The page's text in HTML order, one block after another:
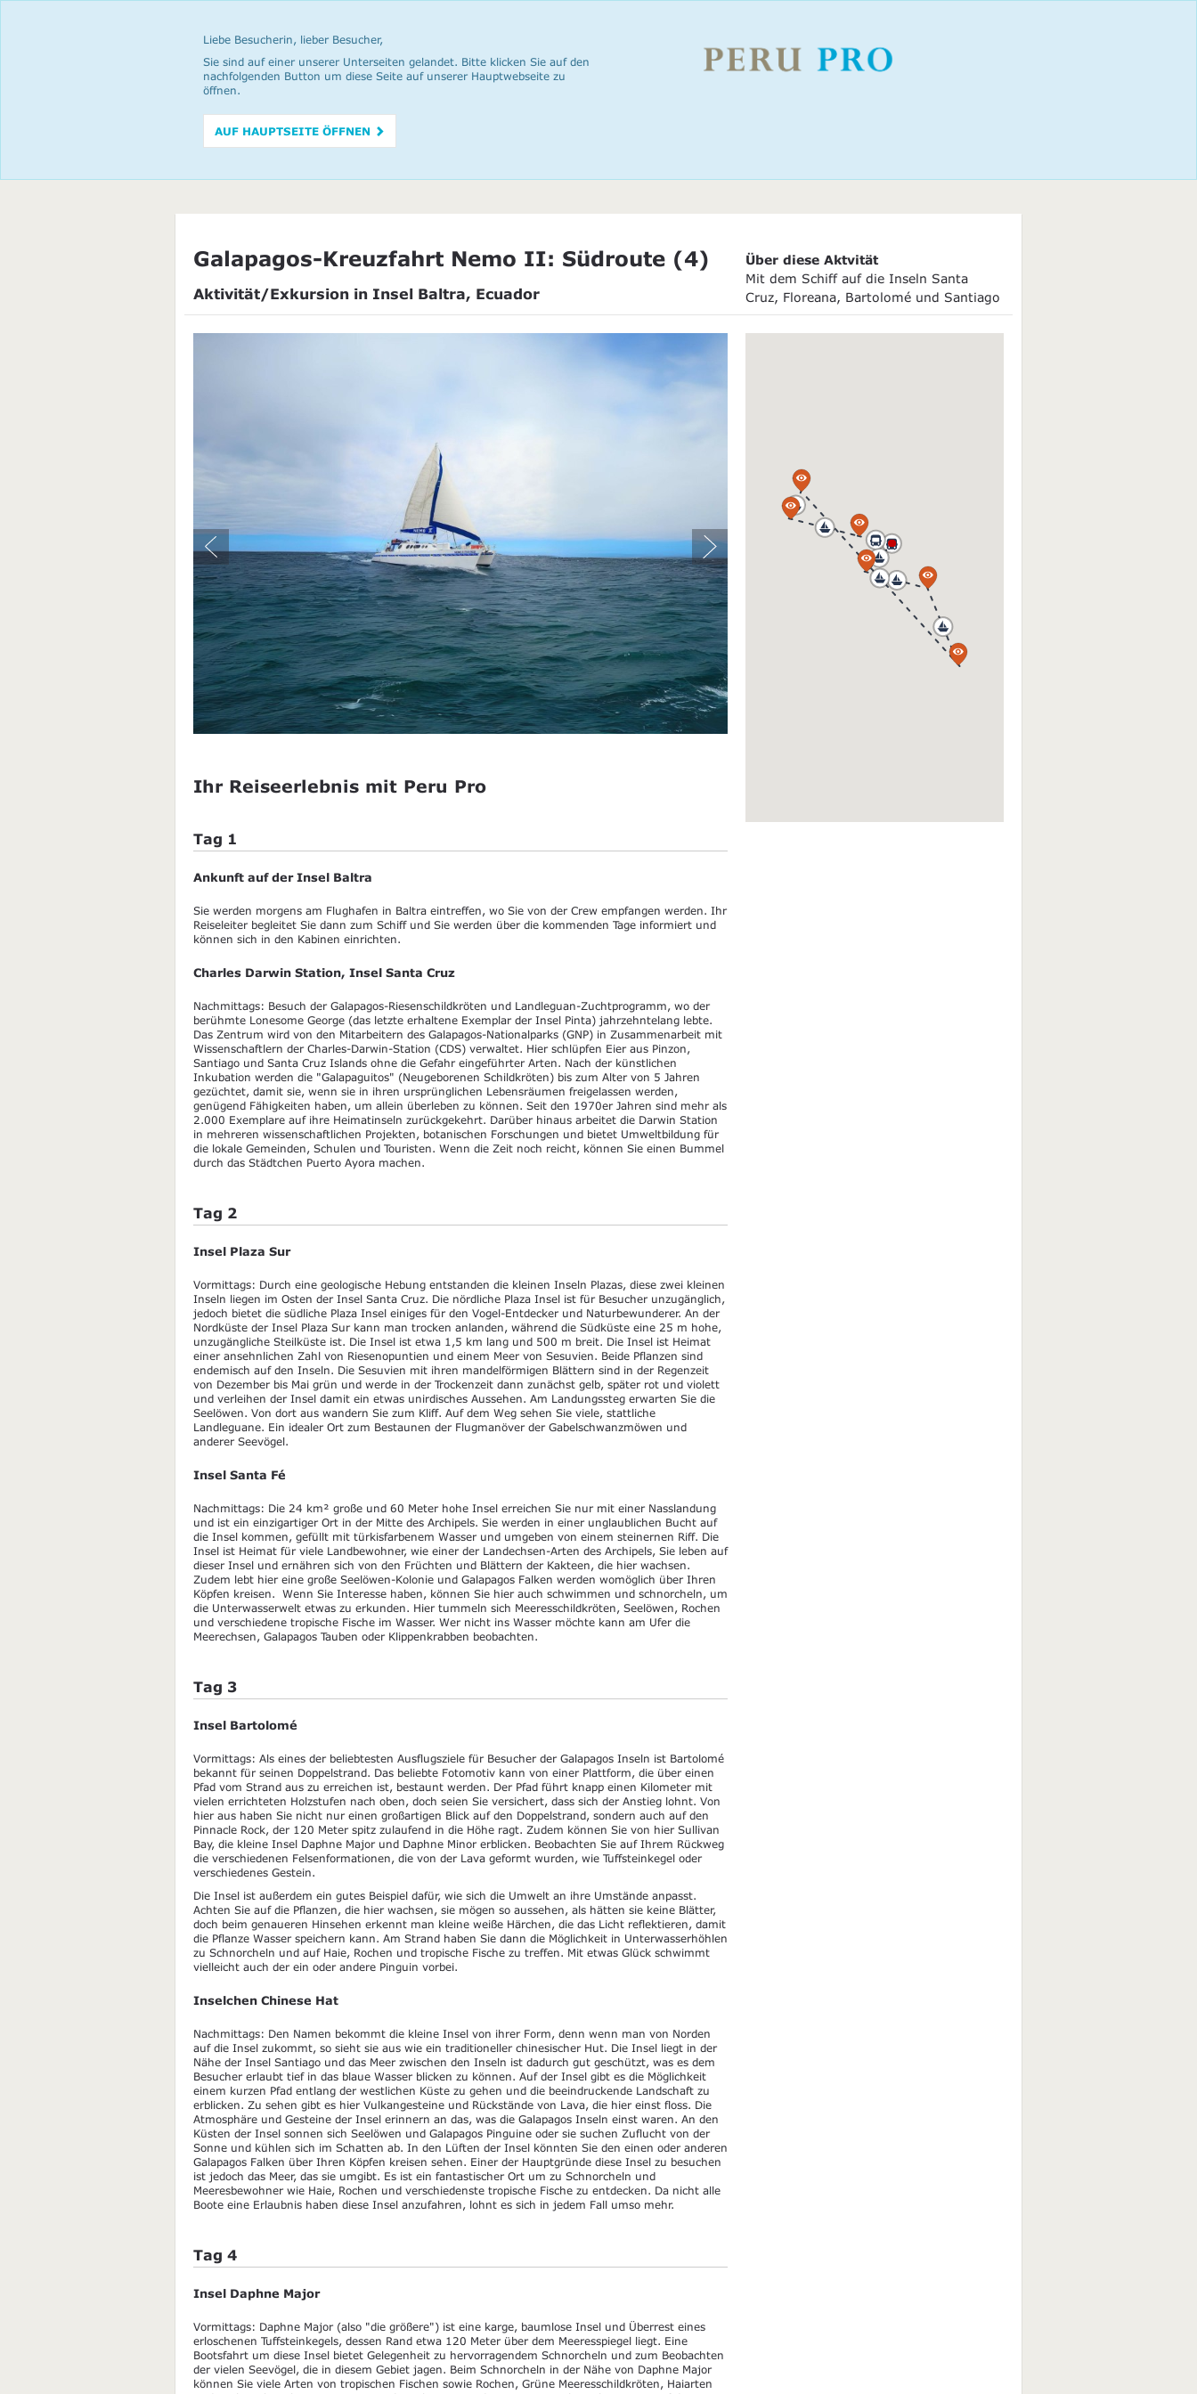
Liebe Besucherin, lieber Besucher,
Sie sind auf einer unserer Unterseiten gelandet. Bitte klicken Sie auf den
nachfolgenden Button um diese Seite auf unserer Hauptwebseite zu
öffnen.
AUF HAUPTSEITE ÖFFNEN
Galapagos-Kreuzfahrt Nemo II: Südroute (4)
Aktivität/Exkursion in Insel Baltra, Ecuador
Über diese Aktvität
Mit dem Schiff auf die Inseln Santa
Cruz, Floreana, Bartolomé und Santiago
Ihr Reiseerlebnis mit Peru Pro
Tag 1
Ankunft auf der Insel Baltra
Sie werden morgens am Flughafen in Baltra eintreffen, wo Sie von der Crew empfangen werden. Ihr
Reiseleiter begleitet Sie dann zum Schiff und Sie werden über die kommenden Tage informiert und
können sich in den Kabinen einrichten.
Charles Darwin Station, Insel Santa Cruz
Nachmittags: Besuch der Galapagos-Riesenschildkröten und Landleguan-Zuchtprogramm, wo der
berühmte Lonesome George (das letzte erhaltene Exemplar der Insel Pinta) jahrzehntelang lebte.
Das Zentrum wird von den Mitarbeitern des Galapagos-Nationalparks (GNP) in Zusammenarbeit mit
Wissenschaftlern der Charles-Darwin-Station (CDS) verwaltet. Hier schlüpfen Eier aus Pinzon,
Santiago und Santa Cruz Islands ohne die Gefahr eingeführter Arten. Nach der künstlichen
Inkubation werden die "Galapaguitos" (Neugeborenen Schildkröten) bis zum Alter von 5 Jahren
gezüchtet, damit sie, wenn sie in ihren ursprünglichen Lebensräumen freigelassen werden,
genügend Fähigkeiten haben, um allein überleben zu können. Seit den 1970er Jahren sind mehr als
2.000 Exemplare auf ihre Heimatinseln zurückgekehrt. Darüber hinaus arbeitet die Darwin Station
in mehreren wissenschaftlichen Projekten, botanischen Forschungen und bietet Umweltbildung für
die lokale Gemeinden, Schulen und Touristen. Wenn die Zeit noch reicht, können Sie einen Bummel
durch das Städtchen Puerto Ayora machen.
Tag 2
Insel Plaza Sur
Vormittags: Durch eine geologische Hebung entstanden die kleinen Inseln Plazas, diese zwei kleinen
Inseln liegen im Osten der Insel Santa Cruz. Die nördliche Plaza Insel ist für Besucher unzugänglich,
jedoch bietet die südliche Plaza Insel einiges für den Vogel-Entdecker und Naturbewunderer. An der
Nordküste der Insel Plaza Sur kann man trocken anlanden, während die Südküste eine 25 m hohe,
unzugängliche Steilküste ist. Die Insel ist etwa 1,5 km lang und 500 m breit. Die Insel ist Heimat
einer ansehnlichen Zahl von Riesenopuntien und einem Meer von Sesuvien. Beide Pflanzen sind
endemisch auf den Inseln. Die Sesuvien mit ihren mandelförmigen Blättern sind in der Regenzeit
von Dezember bis Mai grün und werde in der Trockenzeit dann zunächst gelb, später rot und violett
und verleihen der Insel damit ein etwas unirdisches Aussehen. Am Landungssteg erwarten Sie die
Seelöwen. Von dort aus wandern Sie zum Kliff. Auf dem Weg sehen Sie viele, stattliche
Landleguane. Ein idealer Ort zum Bestaunen der Flugmanöver der Gabelschwanzmöwen und
anderer Seevögel.
Insel Santa Fé
Nachmittags: Die 24 km² große und 60 Meter hohe Insel erreichen Sie nur mit einer Nasslandung
und ist ein einzigartiger Ort in der Mitte des Archipels. Sie werden in einer unglaublichen Bucht auf
die Insel kommen, gefüllt mit türkisfarbenem Wasser und umgeben von einem steinernen Riff. Die
Insel ist Heimat für viele Landbewohner, wie einer der Landechsen-Arten des Archipels, Sie leben auf
dieser Insel und ernähren sich von den Früchten und Blättern der Kakteen, die hier wachsen.
Zudem lebt hier eine große Seelöwen-Kolonie und Galapagos Falken werden womöglich über Ihren
Köpfen kreisen. Wenn Sie Interesse haben, können Sie hier auch schwimmen und schnorcheln, um
die Unterwasserwelt etwas zu erkunden. Hier tummeln sich Meeresschildkröten, Seelöwen, Rochen
und verschiedene tropische Fische im Wasser. Wer nicht ins Wasser möchte kann am Ufer die
Meerechsen, Galapagos Tauben oder Klippenkrabben beobachten.
Tag 3
Insel Bartolomé
Vormittags: Als eines der beliebtesten Ausflugsziele für Besucher der Galapagos Inseln ist Bartolomé
bekannt für seinen Doppelstrand. Das beliebte Fotomotiv kann von einer Plattform, die über einen
Pfad vom Strand aus zu erreichen ist, bestaunt werden. Der Pfad führt knapp einen Kilometer mit
vielen errichteten Holzstufen nach oben, doch seien Sie versichert, dass sich der Anstieg lohnt. Von
hier aus haben Sie nicht nur einen großartigen Blick auf den Doppelstrand, sondern auch auf den
Pinnacle Rock, der 120 Meter spitz zulaufend in die Höhe ragt. Zudem können Sie von hier Sullivan
Bay, die kleine Insel Daphne Major und Daphne Minor erblicken. Beobachten Sie auf Ihrem Rückweg
die verschiedenen Felsenformationen, die von der Lava geformt wurden, wie Tuffsteinkegel oder
verschiedenes Gestein.
Die Insel ist außerdem ein gutes Beispiel dafür, wie sich die Umwelt an ihre Umstände anpasst.
Achten Sie auf die Pflanzen, die hier wachsen, sie mögen so aussehen, als hätten sie keine Blätter,
doch beim genaueren Hinsehen erkennt man kleine weiße Härchen, die das Licht reflektieren, damit
die Pflanze Wasser speichern kann. Am Strand haben Sie dann die Möglichkeit in Unterwasserhöhlen
zu Schnorcheln und auf Haie, Rochen und tropische Fische zu treffen. Mit etwas Glück schwimmt
vielleicht auch der ein oder andere Pinguin vorbei.
Inselchen Chinese Hat
Nachmittags: Den Namen bekommt die kleine Insel von ihrer Form, denn wenn man von Norden
auf die Insel zukommt, so sieht sie aus wie ein traditioneller chinesischer Hut. Die Insel liegt in der
Nähe der Insel Santiago und das Meer zwischen den Inseln ist dadurch gut geschützt, was es dem
Besucher erlaubt tief in das blaue Wasser blicken zu können. Auf der Insel gibt es die Möglichkeit
einem kurzen Pfad entlang der westlichen Küste zu gehen und die beeindruckende Landschaft zu
erblicken. Zu sehen gibt es hier Vulkangesteine und Rückstände von Lava, die hier einst floss. Die
Atmosphäre und Gesteine der Insel erinnern an das, was die Galapagos Inseln einst waren. An den
Küsten der Insel sonnen sich Seelöwen und Galapagos Pinguine oder sie suchen Zuflucht von der
Sonne und kühlen sich im Schatten ab. In den Lüften der Insel könnten Sie den einen oder anderen
Galapagos Falken über Ihren Köpfen kreisen sehen. Einer der Hauptgründe diese Insel zu besuchen
ist jedoch das Meer, das sie umgibt. Es ist ein fantastischer Ort um zu Schnorcheln und
Meeresbewohner wie Haie, Rochen und verschiedenste tropische Fische zu entdecken. Da nicht alle
Boote eine Erlaubnis haben diese Insel anzufahren, lohnt es sich in jedem Fall umso mehr.
Tag 4
Insel Daphne Major
Vormittags: Daphne Major (also "die größere") ist eine karge, baumlose Insel und Überrest eines
erloschenen Tuffsteinkegels, dessen Rand etwa 120 Meter über dem Meeresspiegel liegt. Eine
Bootsfahrt um diese Insel bietet Gelegenheit zu hervorragendem Schnorcheln und zum Beobachten
der vielen Seevögel, die in diesem Gebiet jagen. Beim Schnorcheln in der Nähe von Daphne Major
können Sie viele Arten von tropischen Fischen sowie Rochen, Grüne Meeresschildkröten, Haiarten
a
a
a
a
a
a